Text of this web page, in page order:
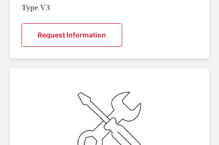
Type V3
Request Information